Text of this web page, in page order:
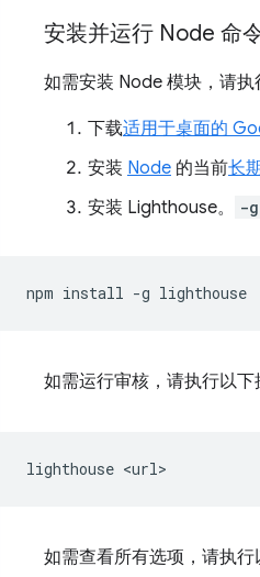
安装并运行 Node 命
如需安装 Node 模块，请执
下载适用于桌面的
安装 Node 的当前长
安装 Lighthouse。
-g
npm install -g
如需运行审核，请执行以下
lighthouse
如需查看所有选项，请执行